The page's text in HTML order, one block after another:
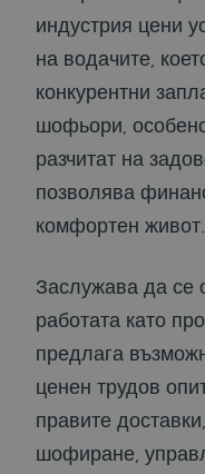
индустрия цени
на водачите,
конкурентни
шофьори,
разчитат на
позволява
комфортен живот.
Заслужава да се
работата като
предлага
ценен трудов
правите
шофиране,